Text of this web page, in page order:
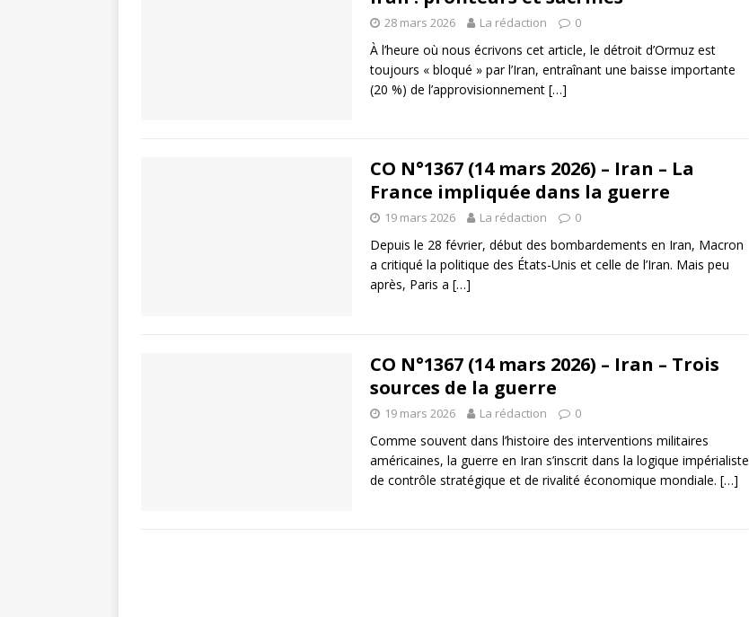
28 mars 2026 La rédaction 0
À l’heure où nous écrivons cet article, le détroit d’Ormuz est
toujours « bloqué » par l’Iran, entraînant une baisse importante
(20 %) de l’approvisionnement […]
CO N°1367 (14 mars 2026) – Iran – La
France impliquée dans la guerre
19 mars 2026 La rédaction 0
Depuis le 28 février, début des bombardements en Iran, Macron
a critiqué la politique des États-Unis et celle de l’Iran. Mais peu
après, Paris a […]
CO N°1367 (14 mars 2026) – Iran – Trois
sources de la guerre
19 mars 2026 La rédaction 0
Comme souvent dans l’histoire des interventions militaires
américaines, la guerre en Iran s’inscrit dans la logique impérialiste
de contrôle stratégique et de rivalité économique mondiale. […]